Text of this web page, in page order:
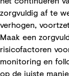
zorgvuldig af te
verhogen,
Maak een
risicofactoren
monitoring en
op de juiste